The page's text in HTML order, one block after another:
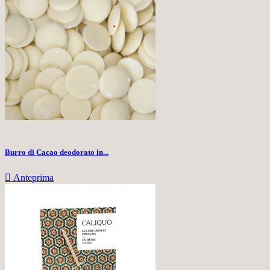
Burro di Cacao deodorato in...
 Anteprima